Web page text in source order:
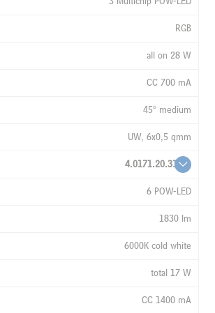
RGB
all on 28 W
CC 700 mA
45° medium
UW, 6x0,5 qmm
4.0171.20.31
6 POW-LED
1830 lm
6000K cold white
total 17 W
CC 1400 mA